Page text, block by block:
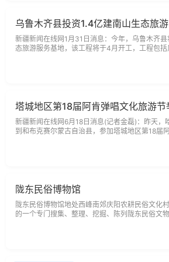
乌鲁木齐县投资1.4亿建南山生态旅游
新疆新闻在线网1月31日消息：今年，乌鲁木齐
态旅游服务基地，该工程将于4月开工，工程包括
塔城地区第18届阿肯弹唱文化旅游节
新疆新闻在线网6月18日消息(记者金磊)：昨天，
到和布克赛尔蒙古自治县，参加塔城地区第18届
陇东民俗博物馆
陇东民俗博物馆地处西峰南郊庆阳农耕民俗文化
的一个专门搜集、整理、挖掘、陈列陇东民俗文物